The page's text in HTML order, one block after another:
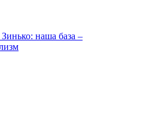
наша база –